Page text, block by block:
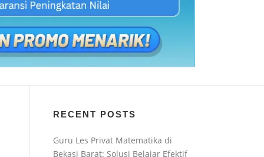
RECENT POSTS
Guru Les Privat Matematika di
Bekasi Barat: Solusi Belajar Efektif